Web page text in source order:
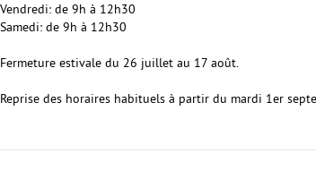
thé /Kalouaz, Ahmed (1952-....).
....). Auteur
autres. [Limoges]
Vendredi: de 9h à 12h30
Samedi: de 9h à 12h30
Fermeture estivale du 26 juillet au 17 août.
Reprise des horaires habituels à partir du mardi 1er